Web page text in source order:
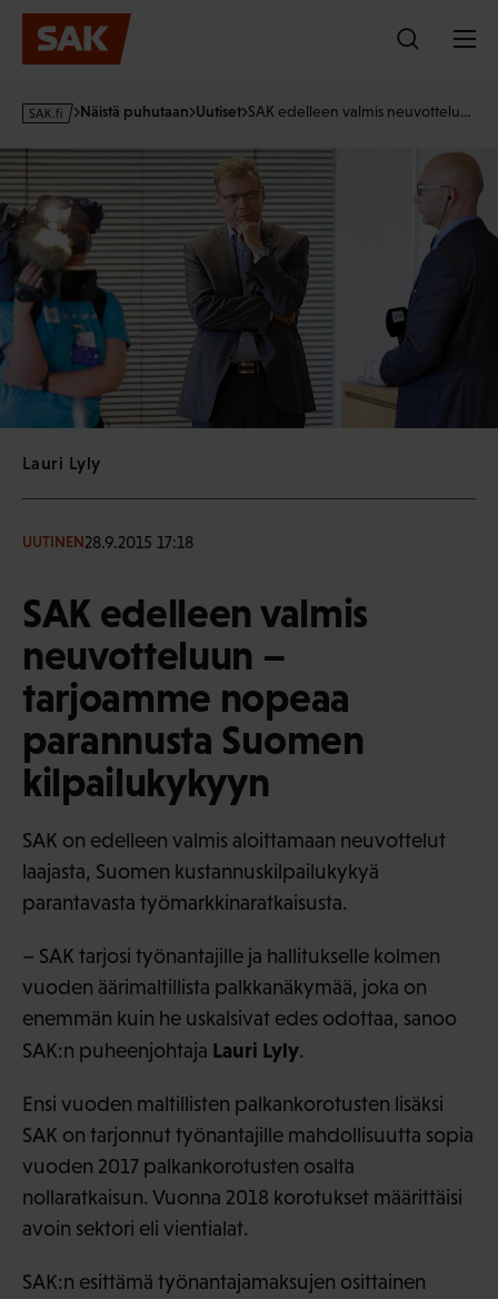
Hyppää
sisältöön
s
k
·
f
i
Näistä puhutaan Uutiset SAK edelleen valmis neuvottelu…
Lauri Lyly
UUTINEN28.9.2015 17:18
SAK edelleen valmis
neuvotteluun –
tarjoamme nopeaa
parannusta Suomen
kilpailukykyyn
SAK on edelleen valmis aloittamaan neuvottelut
laajasta, Suomen kustannuskilpailukykyä
parantavasta työmarkkinaratkaisusta.
– SAK tarjosi työnantajille ja hallitukselle kolmen
vuoden äärimaltillista palkkanäkymää, joka on
enemmän kuin he uskalsivat edes odottaa, sanoo
SAK:n puheenjohtaja Lauri Lyly.
Ensi vuoden maltillisten palkankorotusten lisäksi
SAK on tarjonnut työnantajille mahdollisuutta sopia
vuoden 2017 palkankorotusten osalta
nollaratkaisun. Vuonna 2018 korotukset määrittäisi
avoin sektori eli vientialat.
SAK:n esittämä työnantajamaksujen osittainen